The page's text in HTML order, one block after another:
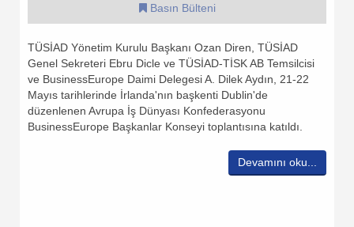
Basın Bülteni
TÜSİAD Yönetim Kurulu Başkanı Ozan Diren, TÜSİAD
Genel Sekreteri Ebru Dicle ve TÜSİAD-TİSK AB Temsilcisi
ve BusinessEurope Daimi Delegesi A. Dilek Aydın, 21-22
Mayıs tarihlerinde İrlanda'nın başkenti Dublin'de
düzenlenen Avrupa İş Dünyası Konfederasyonu
BusinessEurope Başkanlar Konseyi toplantısına katıldı.
Devamını oku...